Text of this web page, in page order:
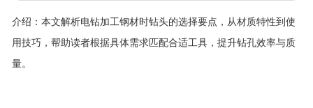
介绍： 本文解析电钻加工钢材时钻头的选择要点，从材质特性到使
用技巧，帮助读者根据具体需求匹配合适工具，提升钻孔效率与质
量。